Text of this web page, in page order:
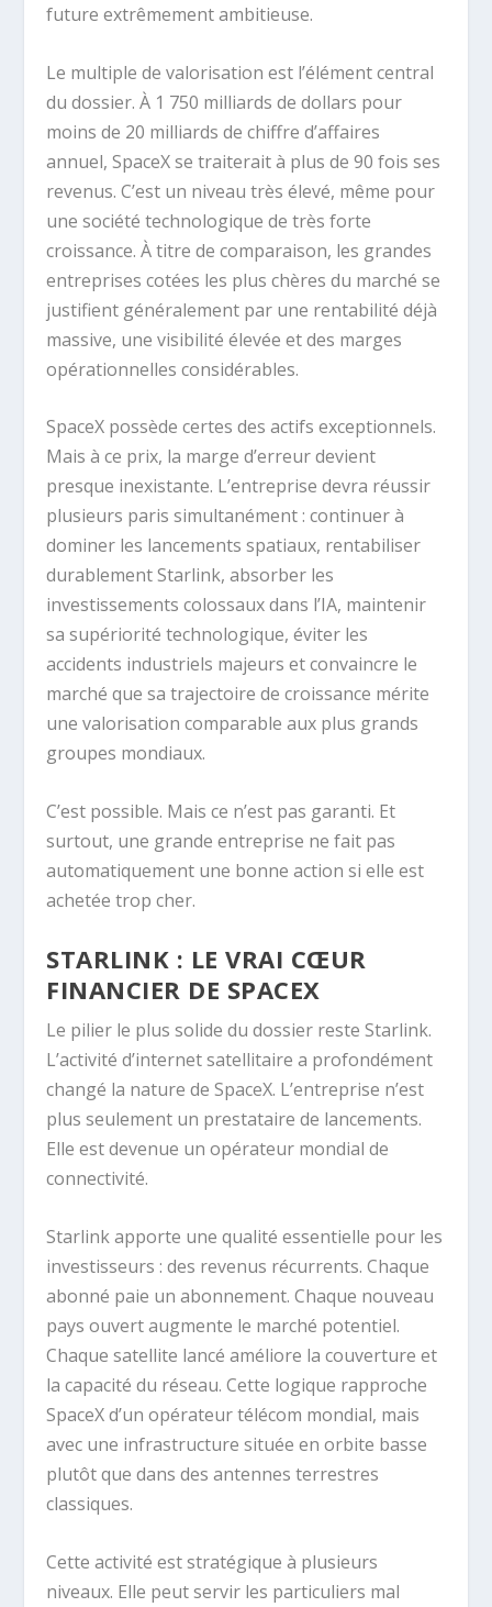
future extrêmement ambitieuse.
Le multiple de valorisation est l’élément central
du dossier. À 1 750 milliards de dollars pour
moins de 20 milliards de chiffre d’affaires
annuel, SpaceX se traiterait à plus de 90 fois ses
revenus. C’est un niveau très élevé, même pour
une société technologique de très forte
croissance. À titre de comparaison, les grandes
entreprises cotées les plus chères du marché se
justifient généralement par une rentabilité déjà
massive, une visibilité élevée et des marges
opérationnelles considérables.
SpaceX possède certes des actifs exceptionnels.
Mais à ce prix, la marge d’erreur devient
presque inexistante. L’entreprise devra réussir
plusieurs paris simultanément : continuer à
dominer les lancements spatiaux, rentabiliser
durablement Starlink, absorber les
investissements colossaux dans l’IA, maintenir
sa supériorité technologique, éviter les
accidents industriels majeurs et convaincre le
marché que sa trajectoire de croissance mérite
une valorisation comparable aux plus grands
groupes mondiaux.
C’est possible. Mais ce n’est pas garanti. Et
surtout, une grande entreprise ne fait pas
automatiquement une bonne action si elle est
achetée trop cher.
STARLINK : LE VRAI CŒUR
FINANCIER DE SPACEX
Le pilier le plus solide du dossier reste Starlink.
L’activité d’internet satellitaire a profondément
changé la nature de SpaceX. L’entreprise n’est
plus seulement un prestataire de lancements.
Elle est devenue un opérateur mondial de
connectivité.
Starlink apporte une qualité essentielle pour les
investisseurs : des revenus récurrents. Chaque
abonné paie un abonnement. Chaque nouveau
pays ouvert augmente le marché potentiel.
Chaque satellite lancé améliore la couverture et
la capacité du réseau. Cette logique rapproche
SpaceX d’un opérateur télécom mondial, mais
avec une infrastructure située en orbite basse
plutôt que dans des antennes terrestres
classiques.
Cette activité est stratégique à plusieurs
niveaux. Elle peut servir les particuliers mal